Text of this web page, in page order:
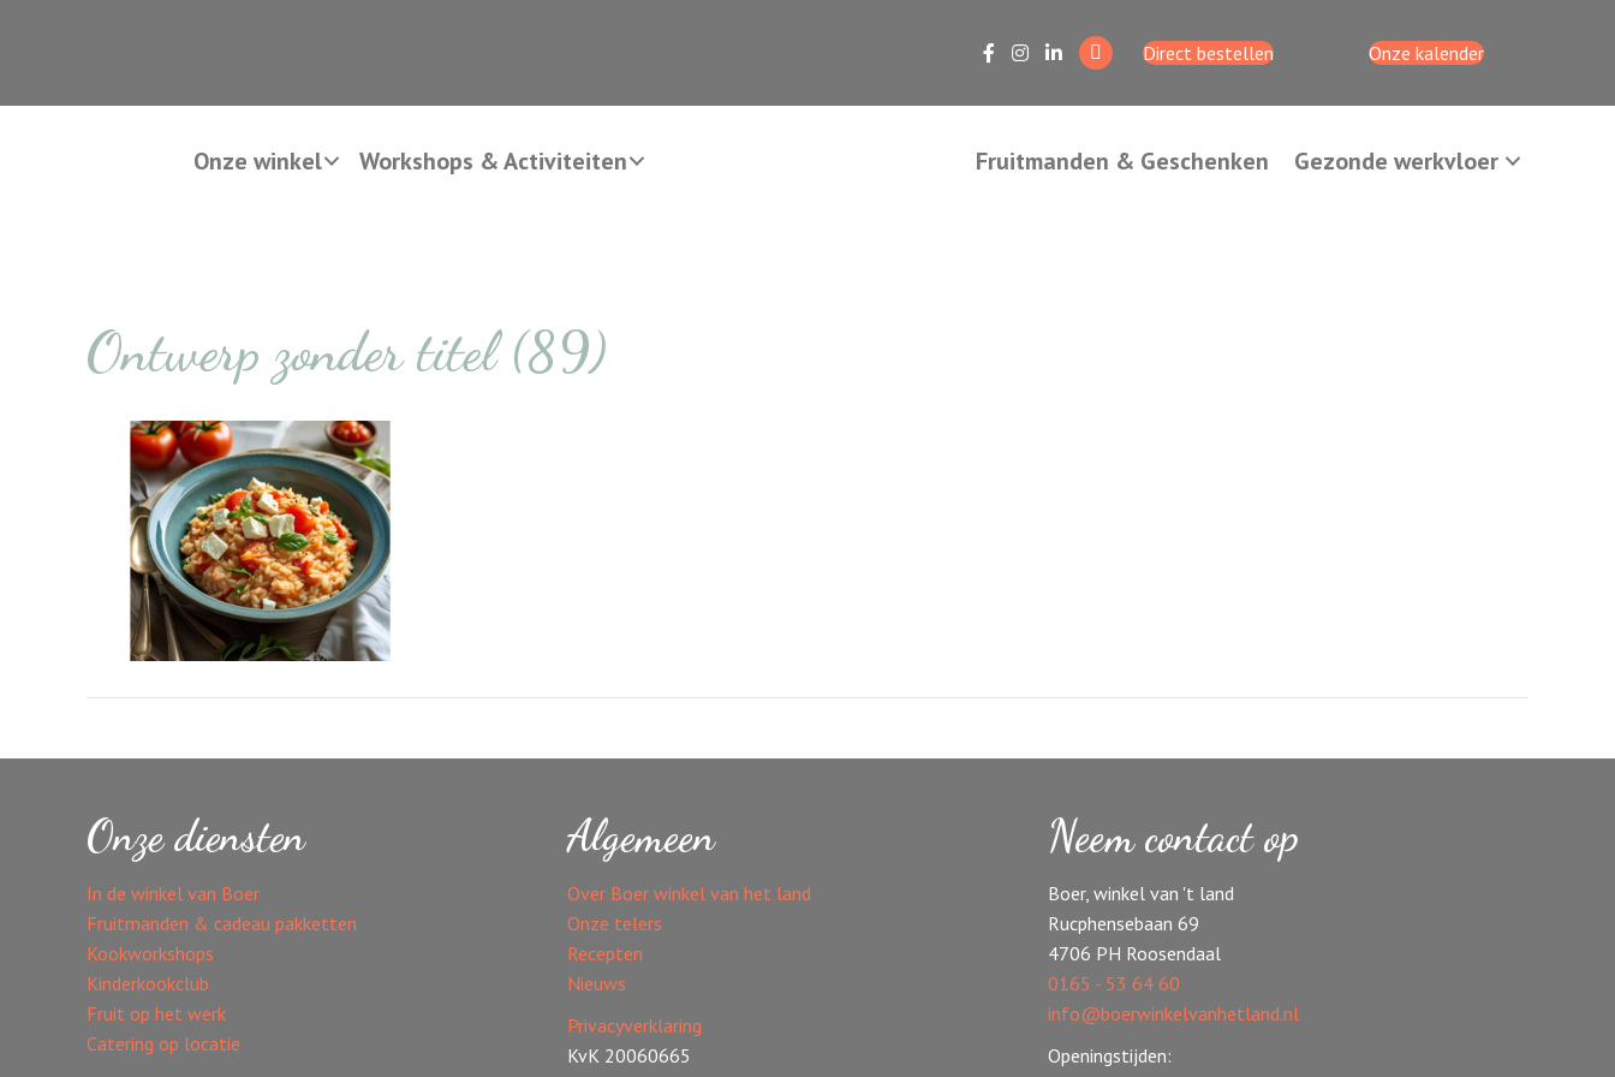
Direct bestellen Onze kalender
Onze winkel Workshops & Activiteiten Fruitmanden & Geschenken Gezonde werkvloer
Ontwerp zonder titel (89)
Onze diensten
In de winkel van Boer
Fruitmanden & cadeau pakketten
Kookworkshops
Kinderkookclub
Fruit op het werk
Catering op locatie
Algemeen
Over Boer winkel van het land
Onze telers
Recepten
Nieuws
Privacyverklaring
KvK 20060665
Neem contact op
Boer, winkel van 't land
Rucphensebaan 69
4706 PH Roosendaal
0165 - 53 64 60
info@boerwinkelvanhetland.nl
Openingstijden: